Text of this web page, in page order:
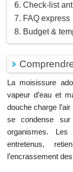
Check-list
FAQ express
Budget &
La moisissure
vapeur d’eau et
douche charge
se condense
organismes. Les
entretenus,
l’encrassement